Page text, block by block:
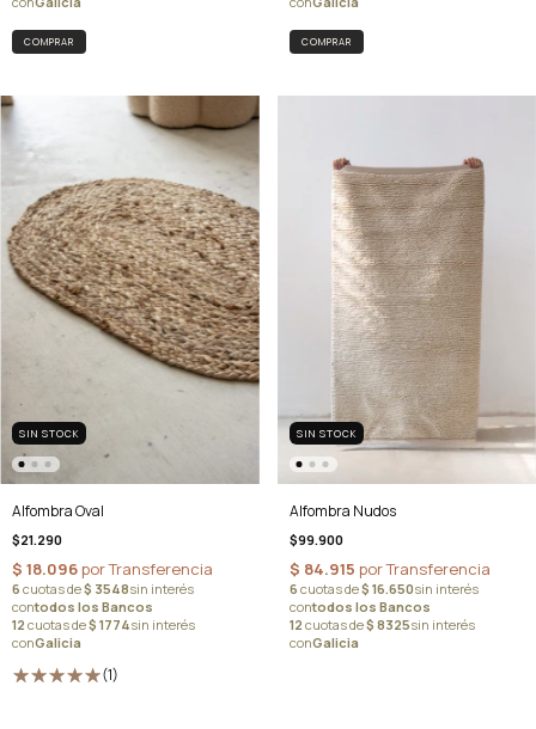
COMPRAR COMPRAR
SIN STOCK
Alfombra Oval
$21.290
(1)
SIN STOCK
Alfombra Nudos
$99.900